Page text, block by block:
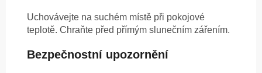
Uchovávejte na suchém místě při pokojové
teplotě. Chraňte před přímým slunečním zářením.
Bezpečnostní upozornění